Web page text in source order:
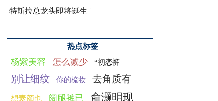
特斯拉总龙头即将诞生！
热点标签
杨紫美容 怎么减少 “初恋裤
别让细纹 你的梳妆 去角质有
想素颜也 阔腿裤已 俞灏明现